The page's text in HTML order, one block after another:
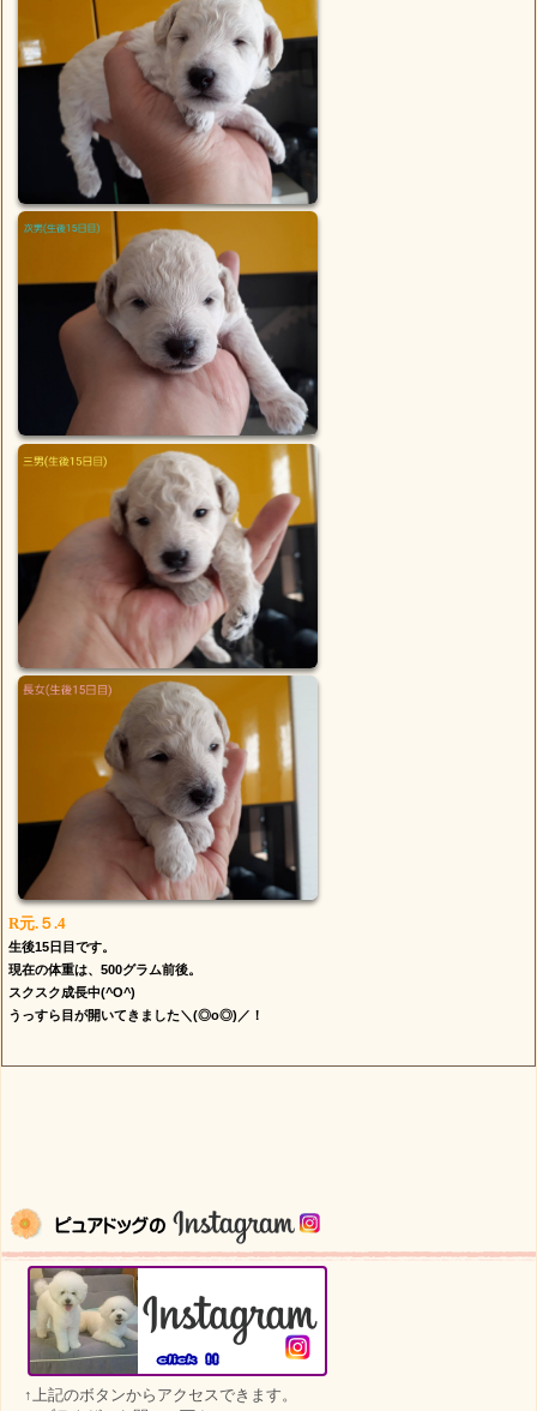
R元.５.4
生後15日目です。
現在の体重は、500グラム前後。
スクスク成長中(^O^)
うっすら目が開いてきました＼(◎o◎)／！
↑上記のボタンからアクセスできます。